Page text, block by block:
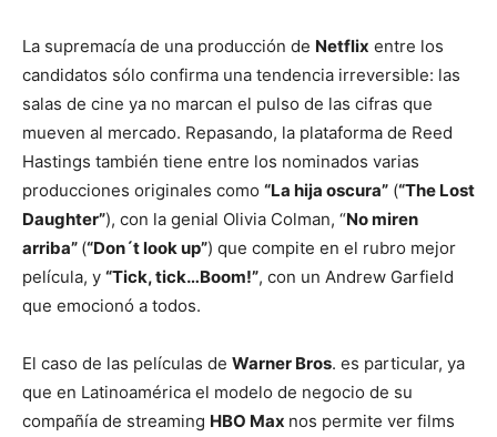
La supremacía de una producción de Netflix entre los
candidatos sólo confirma una tendencia irreversible: las
salas de cine ya no marcan el pulso de las cifras que
mueven al mercado. Repasando, la plataforma de Reed
Hastings también tiene entre los nominados varias
producciones originales como “La hija oscura” (“The Lost
Daughter”), con la genial Olivia Colman, “No miren
arriba” (“Don´t look up”) que compite en el rubro mejor
película, y “Tick, tick…Boom!”, con un Andrew Garfield
que emocionó a todos.
El caso de las películas de Warner Bros. es particular, ya
que en Latinoamérica el modelo de negocio de su
compañía de streaming HBO Max nos permite ver films